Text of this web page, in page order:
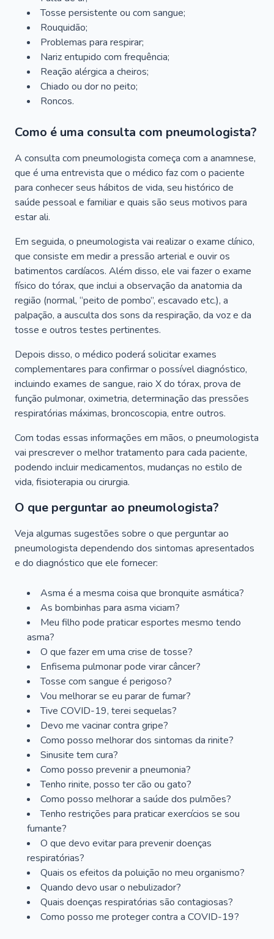
Tosse persistente ou com sangue;
Rouquidão;
Problemas para respirar;
Nariz entupido com frequência;
Reação alérgica a cheiros;
Chiado ou dor no peito;
Roncos.
Como é uma consulta com pneumologista?
A consulta com pneumologista começa com a anamnese,
que é uma entrevista que o médico faz com o paciente
para conhecer seus hábitos de vida, seu histórico de
saúde pessoal e familiar e quais são seus motivos para
estar ali.
Em seguida, o pneumologista vai realizar o exame clínico,
que consiste em medir a pressão arterial e ouvir os
batimentos cardíacos. Além disso, ele vai fazer o exame
físico do tórax, que inclui a observação da anatomia da
região (normal, “peito de pombo”, escavado etc.), a
palpação, a ausculta dos sons da respiração, da voz e da
tosse e outros testes pertinentes.
Depois disso, o médico poderá solicitar exames
complementares para confirmar o possível diagnóstico,
incluindo exames de sangue, raio X do tórax, prova de
função pulmonar, oximetria, determinação das pressões
respiratórias máximas, broncoscopia, entre outros.
Com todas essas informações em mãos, o pneumologista
vai prescrever o melhor tratamento para cada paciente,
podendo incluir medicamentos, mudanças no estilo de
vida, fisioterapia ou cirurgia.
O que perguntar ao pneumologista?
Veja algumas sugestões sobre o que perguntar ao
pneumologista dependendo dos sintomas apresentados
e do diagnóstico que ele fornecer:
Asma é a mesma coisa que bronquite asmática?
As bombinhas para asma viciam?
Meu filho pode praticar esportes mesmo tendo
asma?
O que fazer em uma crise de tosse?
Enfisema pulmonar pode virar câncer?
Tosse com sangue é perigoso?
Vou melhorar se eu parar de fumar?
Tive COVID-19, terei sequelas?
Devo me vacinar contra gripe?
Como posso melhorar dos sintomas da rinite?
Sinusite tem cura?
Como posso prevenir a pneumonia?
Tenho rinite, posso ter cão ou gato?
Como posso melhorar a saúde dos pulmões?
Tenho restrições para praticar exercícios se sou
fumante?
O que devo evitar para prevenir doenças
respiratórias?
Quais os efeitos da poluição no meu organismo?
Quando devo usar o nebulizador?
Quais doenças respiratórias são contagiosas?
Como posso me proteger contra a COVID-19?